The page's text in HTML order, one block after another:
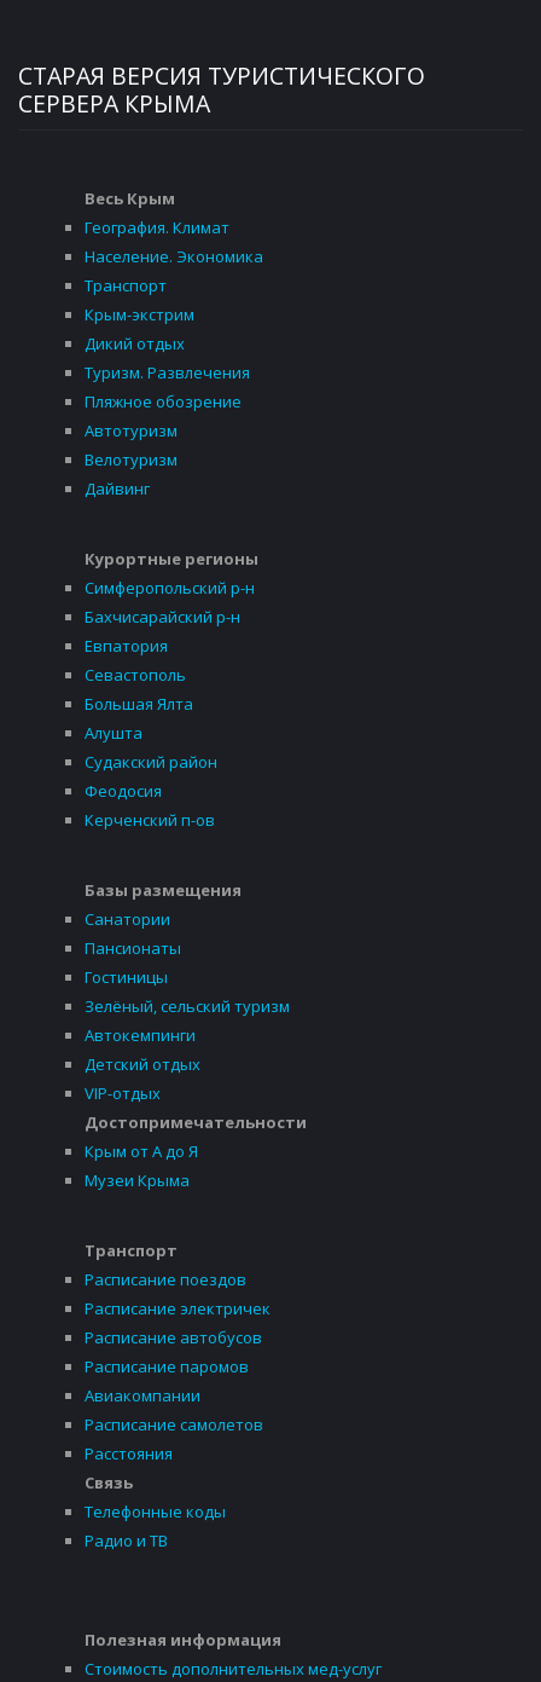
СТАРАЯ ВЕРСИЯ ТУРИСТИЧЕСКОГО
СЕРВЕРА КРЫМА
Весь Крым
География. Климат
Население. Экономика
Транспорт
Крым-экстрим
Дикий отдых
Туризм. Развлечения
Пляжное обозрение
Автотуризм
Велотуризм
Дайвинг
Курортные регионы
Симферопольский р-н
Бахчисарайский р-н
Евпатория
Севастополь
Большая Ялта
Алушта
Судакский район
Феодосия
Керченский п-ов
Базы размещения
Санатории
Пансионаты
Гостиницы
Зелёный, сельский туризм
Автокемпинги
Детский отдых
VIP-отдых
Достопримечательности
Крым от А до Я
Музеи Крыма
Транспорт
Расписание поездов
Расписание электричек
Расписание автобусов
Расписание паромов
Авиакомпании
Расписание самолетов
Расстояния
Связь
Телефонные коды
Радио и ТВ
Полезная информация
Стоимость дополнительных мед-услуг